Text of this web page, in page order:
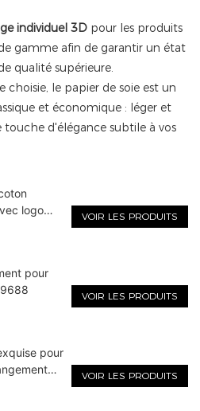
individuel 3Dpour les produits
gamme afin de garantir un état
qualité supérieure.
le papier de soie est un
et économique : léger et
touche d'élégance subtile à vos
logo
VOIR LES PRODUITS
pour
VOIR LES PRODUITS
pour
VOIR LES PRODUITS